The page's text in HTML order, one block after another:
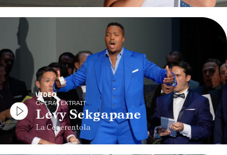
VIDEO
OPERA | EXTRAIT
Levy Sekgapane
La Cenerentola